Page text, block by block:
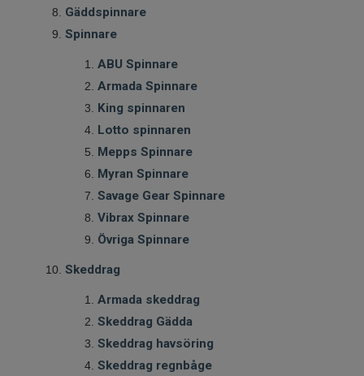
Gäddspinnare
Spinnare
ABU Spinnare
Armada Spinnare
King spinnaren
Lotto spinnaren
Mepps Spinnare
Myran Spinnare
Savage Gear Spinnare
Vibrax Spinnare
Övriga Spinnare
Skeddrag
Armada skeddrag
Skeddrag Gädda
Skeddrag havsöring
Skeddrag regnbåge